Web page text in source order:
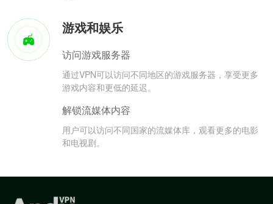
游戏和娱乐
访问游戏服务器
通过VPN可以访问不同地区的游戏服务器，享受更多
游戏内容和更低的延迟。
解锁流媒体内容
用户可以访问不同国家的流媒体库，观看更多的电影
和电视剧。